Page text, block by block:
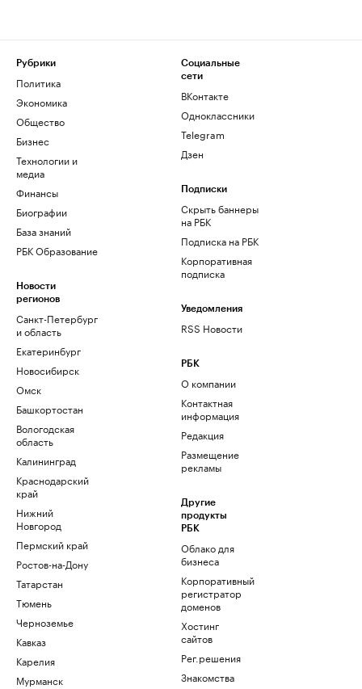
Рубрики
Политика
Экономика
Общество
Бизнес
Технологии и
медиа
Финансы
Биографии
База знаний
РБК Образование
Новости
регионов
Санкт-Петербург
и область
Екатеринбург
Новосибирск
Омск
Башкортостан
Вологодская
область
Калининград
Краснодарский
край
Нижний
Новгород
Пермский край
Ростов-на-Дону
Татарстан
Тюмень
Черноземье
Кавказ
Карелия
Мурманск
Социальные
сети
ВКонтакте
Одноклассники
Telegram
Дзен
Подписки
Скрыть баннеры
на РБК
Подписка на РБК
Корпоративная
подписка
Уведомления
RSS Новости
РБК
О компании
Контактная
информация
Редакция
Размещение
рекламы
Другие
продукты
РБК
Облако для
бизнеса
Корпоративный
регистратор
доменов
Хостинг
сайтов
Рег.решения
Знакомства